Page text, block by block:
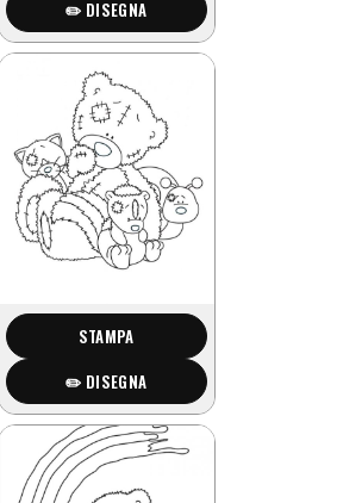
✏️ DISEGNA
STAMPA
✏️ DISEGNA